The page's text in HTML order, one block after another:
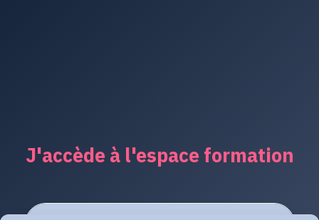
J'accède à l'espace formation